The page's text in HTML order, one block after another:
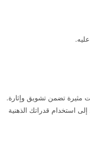
مثيرة تضمن تشويق وإثارة.
استخدام قدراتك الذهنية